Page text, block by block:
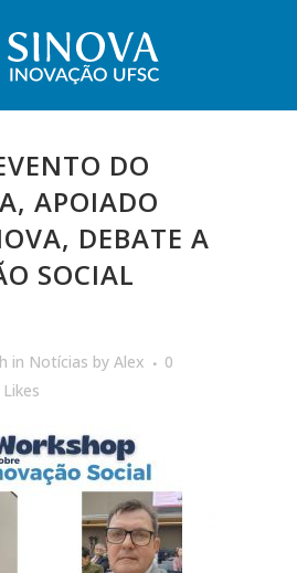
DO
APOIADO
DEBATE A
SOCIAL
in Notícias by Alex
0
Likes